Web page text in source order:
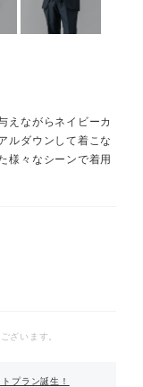
えながらネイビーカ
ルダウンして着こな
様々なシーンで着用
ざいます。
プラン誕生！